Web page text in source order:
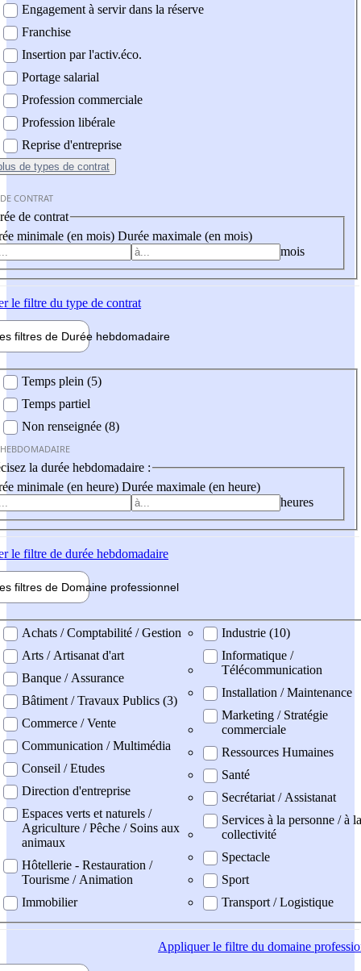
Engagement à servir dans la réserve
Franchise
Insertion par l'activ.éco.
Portage salarial
Profession commerciale
Profession libérale
Reprise d'entreprise
de types de contrat
CONTRAT
de contrat
minimale (en mois) Durée maximale (en mois)
mois
le filtre du type de contrat
filtres de Durée hebdomadaire
Temps plein (5)
Temps partiel
Non renseignée (8)
la durée hebdomadaire :
minimale (en heure) Durée maximale (en heure)
heures
le filtre de durée hebdomadaire
filtres de Domaine professionnel
professionel
Achats / Comptabilité / Gestion
Arts / Artisanat d'art
Banque / Assurance
Bâtiment / Travaux Publics (3)
Commerce / Vente
Communication / Multimédia
Conseil / Etudes
Direction d'entreprise
Espaces verts et naturels /
Agriculture / Pêche / Soins aux
animaux
Hôtellerie - Restauration /
Tourisme / Animation
Immobilier
Industrie (10)
Informatique /
Télécommunication
Installation / Maintenance
Marketing / Stratégie
commerciale
Ressources Humaines
Santé
Secrétariat / Assistanat
Services à la personne / à la
collectivité
Spectacle
Sport
Transport / Logistique
Appliquerle filtre du domaine